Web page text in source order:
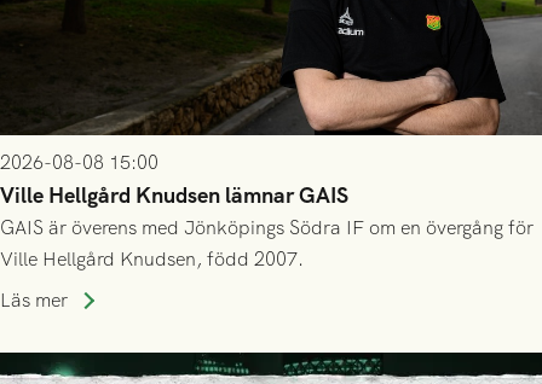
2026-08-08 15:00
Ville Hellgård Knudsen lämnar GAIS
GAIS är överens med Jönköpings Södra IF om en övergång för
Ville Hellgård Knudsen, född 2007.
Läs mer